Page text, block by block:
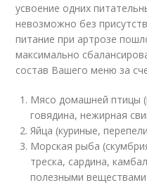
усвоение одних
невозможно без
питание при артрозе
максимально
состав Вашего меню за
Мясо домашней птицы
говядина, нежирная
Яйца (куриные,
Морская рыба
треска, сардина,
полезными